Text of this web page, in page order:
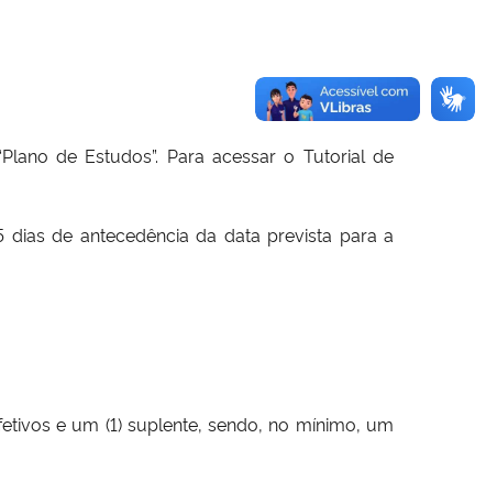
de Estudos”. Para acessar o Tutorial de
dias de antecedência da data prevista para a
e um (1) suplente, sendo, no mínimo, um